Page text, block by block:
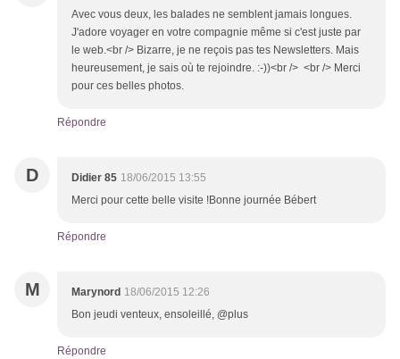
Avec vous deux, les balades ne semblent jamais longues.
J'adore voyager en votre compagnie même si c'est juste par
le web.<br /> Bizarre, je ne reçois pas tes Newsletters. Mais
heureusement, je sais où te rejoindre. :-))<br /> <br /> Merci
pour ces belles photos.
Répondre
D Didier 85 18/06/2015 13:55
Merci pour cette belle visite !Bonne journée Bébert
Répondre
M Marynord 18/06/2015 12:26
Bon jeudi venteux, ensoleillé, @plus
Répondre